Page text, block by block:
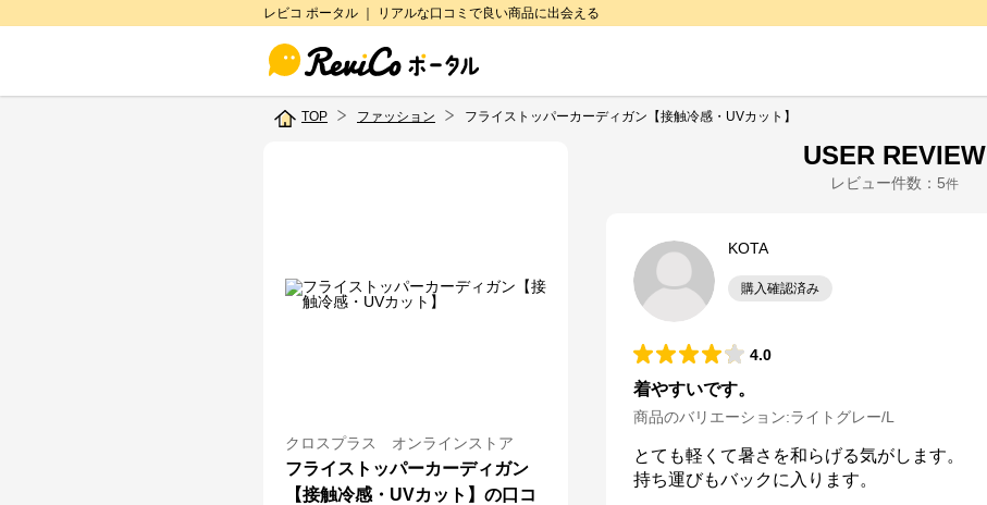
レビコ ポータル ｜ リアルな口コミで良い商品に出会える
TOP ファッション フライストッパーカーディガン【接触冷感・UVカット】
クロスプラス オンラインストア
フライストッパーカーディガン
【接触冷感・UVカット】の口コ
USER REVIEW
レビュー件数： 5件
KOTA
購入確認済み
4.0
着やすいです。
商品のバリエーション:ライトグレー/L
とても軽くて暑さを和らげる気がします。
持ち運びもバックに入ります。